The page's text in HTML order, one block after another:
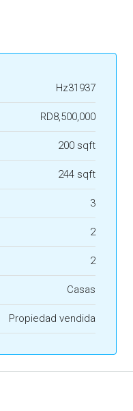
Hz31937
RD8,500,000
200 sqft
244 sqft
3
2
2
Casas
Propiedad vendida